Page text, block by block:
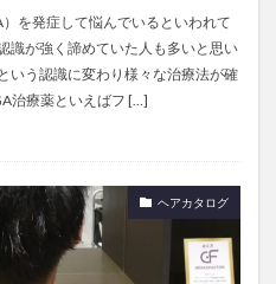
を発症して悩んでいるといわれて
識が強く諦めていた人も多いと思い
いう認識に変わり様々な治療法が確
治療薬といえばフ […]
ヘアカタログ